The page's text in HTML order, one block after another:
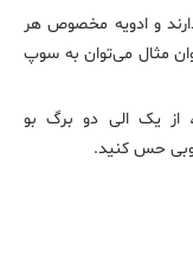
و ادویه مخصوص هر
مثال می‌توان به سوپ
از یک الی دو برگ بو
حس کنید.